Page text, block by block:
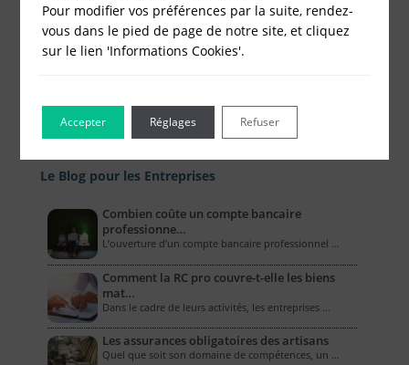
Le Blog pour les Entreprises
Combien coûte un compte bancaire
professionne…
L’ouverture d’un compte bancaire professionnel …
Comment la RC pro couvre-t-elle les biens
mat…
Dans le cadre de leurs activités, les entreprises …
Les assurances obligatoires des artisans
Quel que soit son domaine de compétences, un …
Pour modifier vos préférences par la suite, rendez-
vous dans le pied de page de notre site, et cliquez
sur le lien 'Informations Cookies'.
Accepter Refuser
Réglages